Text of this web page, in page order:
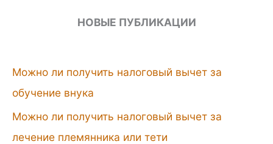
НОВЫЕ ПУБЛИКАЦИИ
Можно ли получить налоговый вычет за
обучение внука
Можно ли получить налоговый вычет за
лечение племянника или тети